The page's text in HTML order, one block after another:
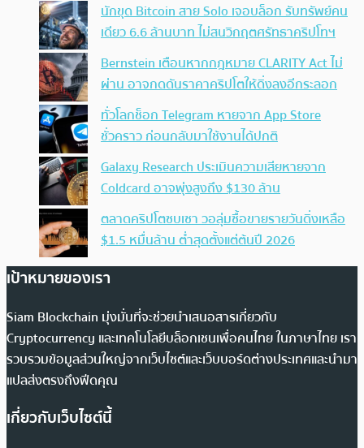
นักขุด Bitcoin สาย Solo เจอบล็อก รับทรัพย์คน
เดียว 6.6 ล้านบาท ไม่สนวิกฤตศรัทธาคริปโทฯ
Bernstein เตือนหากกฎหมาย CLARITY Act ไม่
ผ่าน อาจกดดันราคาคริปโตให้ดิ่งลงอีกระลอก
ทั่วโลกช็อก Telegram หายจาก App Store
ชั่วคราว ก่อนกลับมาใช้งานได้ปกติ
Galaxy Research ประเมินความเสียหายจาก
Coldcard อาจพุ่งสูงถึง $130 ล้าน
ตลาดคริปโตซบเซา วอลุ่มซื้อขายรายวันดิ่งเหลือ
$1.5 หมื่นล้าน ต่ำสุดตั้งแต่ต้นปี 2026
เป้าหมายของเรา
Siam Blockchain มุ่งมั่นที่จะช่วยนำเสนอสารเกี่ยวกับ
Cryptocurrency และเทคโนโลยีบล็อกเชนเพื่อคนไทย ในภาษาไทย เรา
รวบรวมข้อมูลส่วนใหญ่จากเว็บไซต์และเว็บบอร์ดต่างประเทศและนำมา
แปลส่งตรงถึงฟีดคุณ
เกี่ยวกับเว็บไซต์นี้